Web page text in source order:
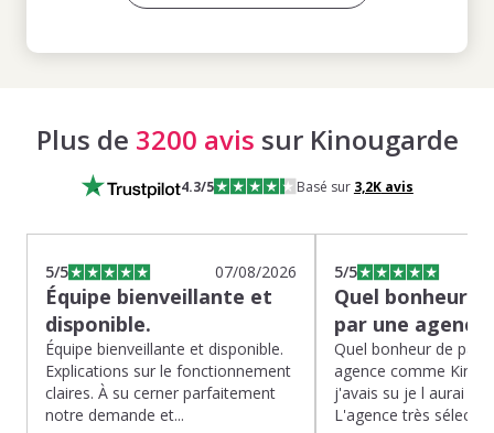
Plus de 3200 avis sur Kinougarde
4.3/5 Basé sur 3,2Kavis
5/5 07/08/2026
Équipe bienveillante et
disponible.
Équipe bienveillante et disponible.
Explications sur le fonctionnement
claires. À su cerner parfaitement
notre demande et...
5/5
Quel bonheur
par une
Quel bonheur de
agence comme
j'avais su je l aurai
L'agence très